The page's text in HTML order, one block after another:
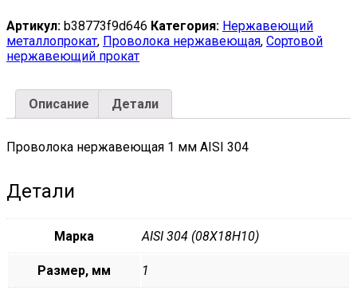
304
quantity
Артикул: b38773f9d646 Категория: Нержавеющий
металлопрокат, Проволока нержавеющая, Сортовой
нержавеющий прокат
Описание Детали
Проволока нержавеющая 1 мм AISI 304
Детали
Марка AISI 304 (08Х18Н10)
Размер, мм 1